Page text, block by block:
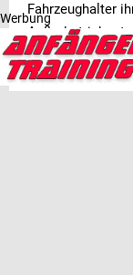
Fahrzeughalter
den
Werbung